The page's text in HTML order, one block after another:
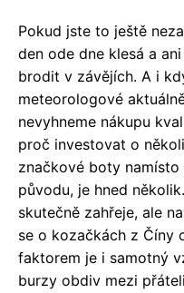
Pokud jste to ještě
den ode dne klesá a
brodit v závějích. A i
meteorologové
nevyhneme nákupu
proč investovat o
značkové boty
původu, je hned
skutečně zahřeje, ale
se o kozačkách z Číny
faktorem je i samotný
burzy obdiv mezi